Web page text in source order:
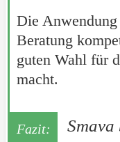
Die
Beratung
guten Wahl für
macht.